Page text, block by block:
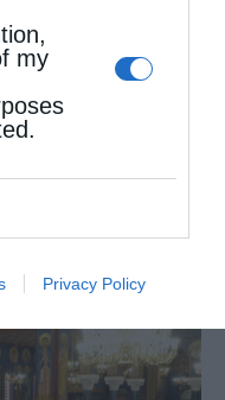
my
Privacy Policy
Σεβ. Μητροπολίτου
(ΒΙΝΤΕΟ)
(15 Νοεμβρίου)